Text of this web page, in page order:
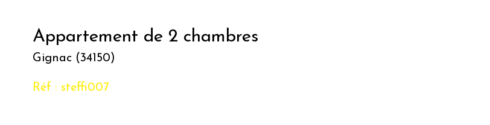
Appartement de 2 chambres
Gignac (34150)
Réf : steffi007